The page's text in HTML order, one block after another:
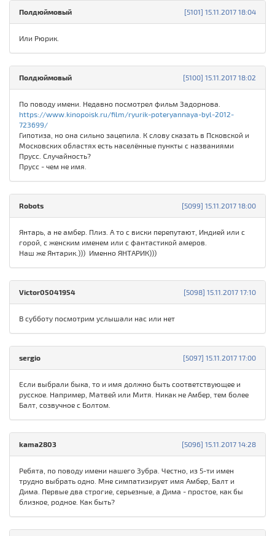
[5101] 15.11.2017 18:04
Полдюймовый
Или Рюрик.
[5100] 15.11.2017 18:02
Полдюймовый
По поводу имени. Недавно посмотрел фильм Задорнова.
https://www.kinopoisk.ru/film/ryurik-poteryannaya-byl-2012-
723699/
Гипотиза, но она сильно зацепила. К слову сказать в Псковской и
Московских областях есть населённые пункты с названиями
Прусс. Случайность?
Прусс - чем не имя.
[5099] 15.11.2017 18:00
Robots
Янтарь, а не амбер. Плиз. А то с виски перепутают, Индией или с
горой, с женским именем или с фантастикой амеров.
Наш же Янтарик.))) Именно ЯНТАРИК)))
[5098] 15.11.2017 17:10
Victor05041954
В субботу посмотрим услышали нас или нет
[5097] 15.11.2017 17:00
sergio
Если выбрали быка, то и имя должно быть соответствующее и
русское. Например, Матвей или Митя. Никак не Амбер, тем более
Балт, созвучное с Болтом.
[5096] 15.11.2017 14:28
kama2803
Ребята, по поводу имени нашего Зубра. Честно, из 5-ти имен
трудно выбрать одно. Мне симпатизирует имя Амбер, Балт и
Дима. Первые два строгие, серьезные, а Дима - простое, как бы
близкое, родное. Как быть?